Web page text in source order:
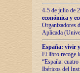
4-5 de julio de
económica y
Organizadores
Aplicada
España: vivir
El libro recoge
“España:
Ibéricos del